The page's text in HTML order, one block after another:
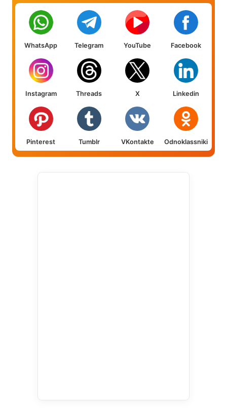
WhatsApp Telegram YouTube Facebook
Instagram Threads X Linkedin
Pinterest Tumblr VKontakte Odnoklassniki